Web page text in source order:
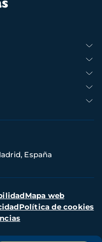
España
Mapa web
Política de cookies